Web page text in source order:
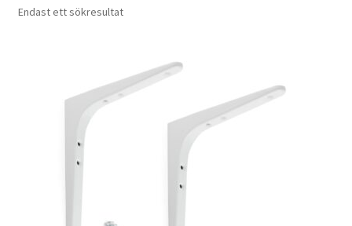
Kassaapparat
Mitt konto
Endast ett sökresultat